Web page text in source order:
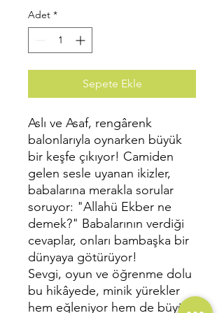
Adet *
Sepete Ekle
Aslı ve Asaf, rengârenk
balonlarıyla oynarken büyük
bir keşfe çıkıyor! Camiden
gelen sesle uyanan ikizler,
babalarına merakla sorular
soruyor: "Allahü Ekber ne
demek?" Babalarının verdiği
cevaplar, onları bambaşka bir
dünyaya götürüyor!
Sevgi, oyun ve öğrenme dolu
bu hikâyede, minik yürekler
hem eğleniyor hem de büyük